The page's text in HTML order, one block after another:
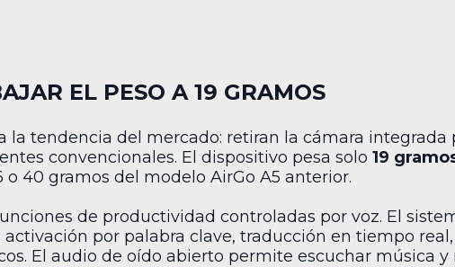
EL PESO A 19 GRAMOS
tendencia del mercado: retiran la cámara integrada
convencionales. El dispositivo pesa solo 19
40 gramos del modelo AirGo A5 anterior.
de productividad controladas por voz. El
por palabra clave, traducción en tiempo
El audio de oído abierto permite escuchar música y